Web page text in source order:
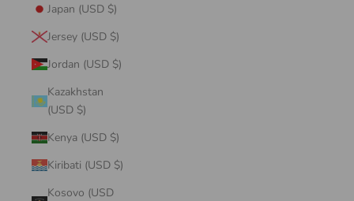
Japan (USD $)
Jersey (USD $)
Jordan (USD $)
Kazakhstan
(USD $)
Kenya (USD $)
Kiribati (USD $)
Kosovo (USD